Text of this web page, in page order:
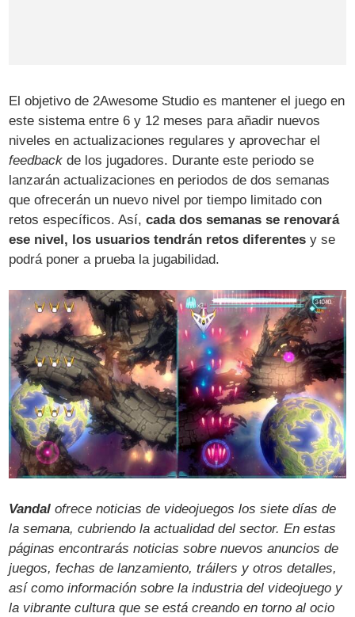
El objetivo de 2Awesome Studio es mantener el juego en
este sistema entre 6 y 12 meses para añadir nuevos
niveles en actualizaciones regulares y aprovechar el
feedback de los jugadores. Durante este periodo se
lanzarán actualizaciones en periodos de dos semanas
que ofrecerán un nuevo nivel por tiempo limitado con
retos específicos. Así,cada dos semanas se renovará
ese nivel, los usuarios tendrán retos diferentes y se
podrá poner a prueba la jugabilidad.
Vandal ofrece noticias de videojuegos los siete días de
la semana, cubriendo la actualidad del sector. En estas
páginas encontrarás noticias sobre nuevos anuncios de
juegos, fechas de lanzamiento, tráilers y otros detalles,
así como información sobre la industria del videojuego y
la vibrante cultura que se está creando en torno al ocio